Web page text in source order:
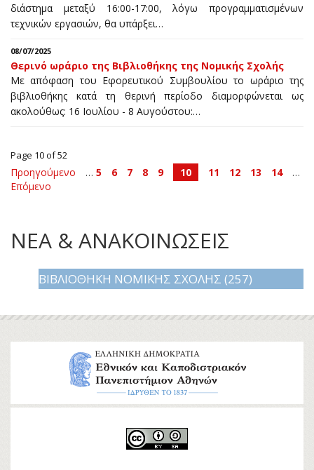
διάστημα μεταξύ 16:00-17:00, λόγω προγραμματισμένων
τεχνικών εργασιών, θα υπάρξει…
08/07/2025
Θερινό ωράριο της Βιβλιοθήκης της Νομικής Σχολής
Με απόφαση του Εφορευτικού Συμβουλίου το ωράριο της
βιβλιοθήκης κατά τη θερινή περίοδο διαμορφώνεται ως
ακολούθως: 16 Ιουλίου - 8 Αυγούστου:…
Page 10 of 52
Προηγούμενο … 5 6 7 8 9 10 11 12 13 14
…
Επόμενο
ΝΕΑ & ΑΝΑΚΟΙΝΩΣΕΙΣ
ΒΙΒΛΙΟΘΉΚΗ ΝΟΜΙΚΉΣ ΣΧΟΛΉΣ (257)